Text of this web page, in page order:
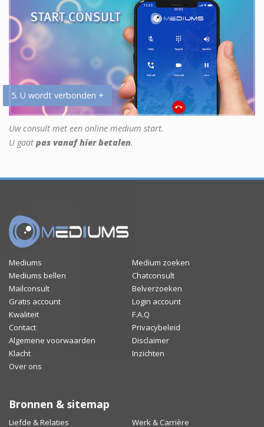
5. U wordt verbonden +
Uw consult met een online medium start.
U gaat pas vanaf hier betalen.
Mediums
Medium zoeken
Mediums bellen
Chatconsult
Mailconsult
Belverzoeken
Gratis account
Login account
Kwaliteit
F.A.Q
Contact
Privacybeleid
Algemene voorwaarden
Disclaimer
Klacht
Inzichten
Over ons
Bronnen & sitemap
Liefde & Relaties Werk & Carrière